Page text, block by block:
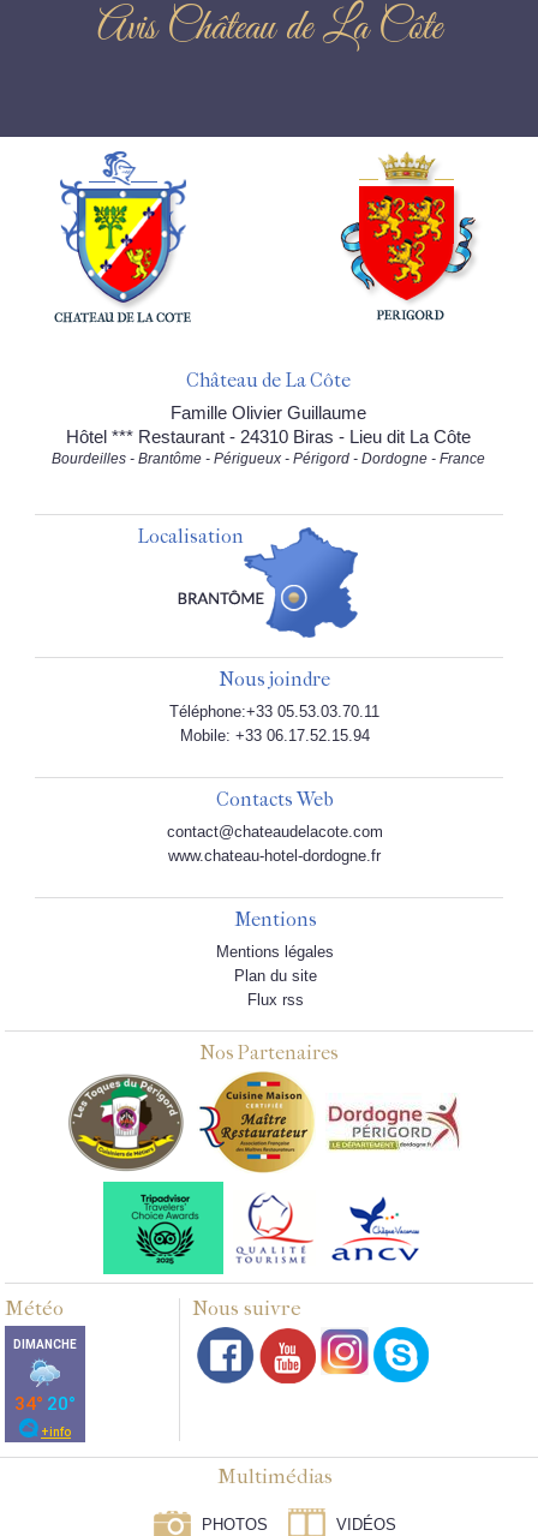
Avis Château de La Côte
Château de La Côte
Famille Olivier Guillaume
Hôtel *** Restaurant - 24310 Biras - Lieu dit La Côte
Bourdeilles - Brantôme - Périgueux - Périgord - Dordogne - France
Localisation
Nous joindre
Téléphone:+33 05.53.03.70.11
Mobile: +33 06.17.52.15.94
Contacts Web
contact@chateaudelacote.com
www.chateau-hotel-dordogne.fr
Mentions
Mentions légales
Plan du site
Flux rss
Nos Partenaires
Météo Nous suivre
Multimédias
PHOTOS VIDÉOS